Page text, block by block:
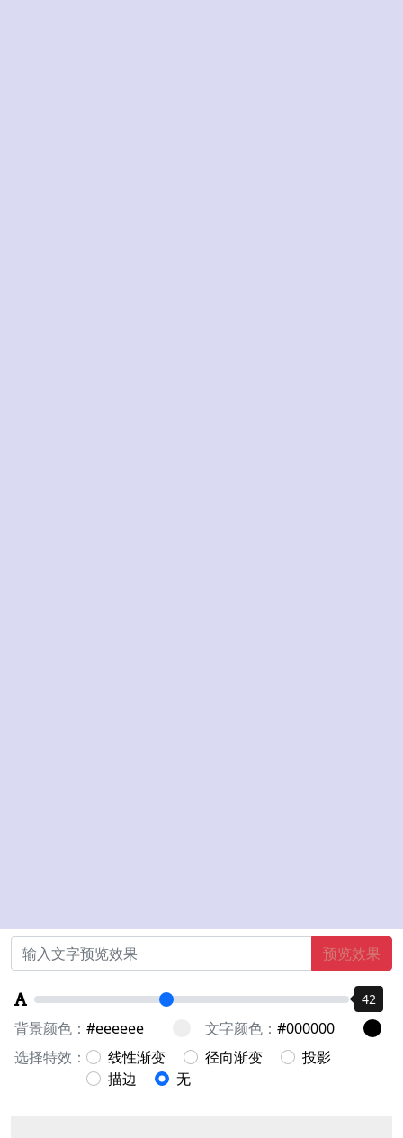
预览效果
背景颜色：
文字颜色：
选择特效：
线性渐变 径向渐变
投影
描边
无
42